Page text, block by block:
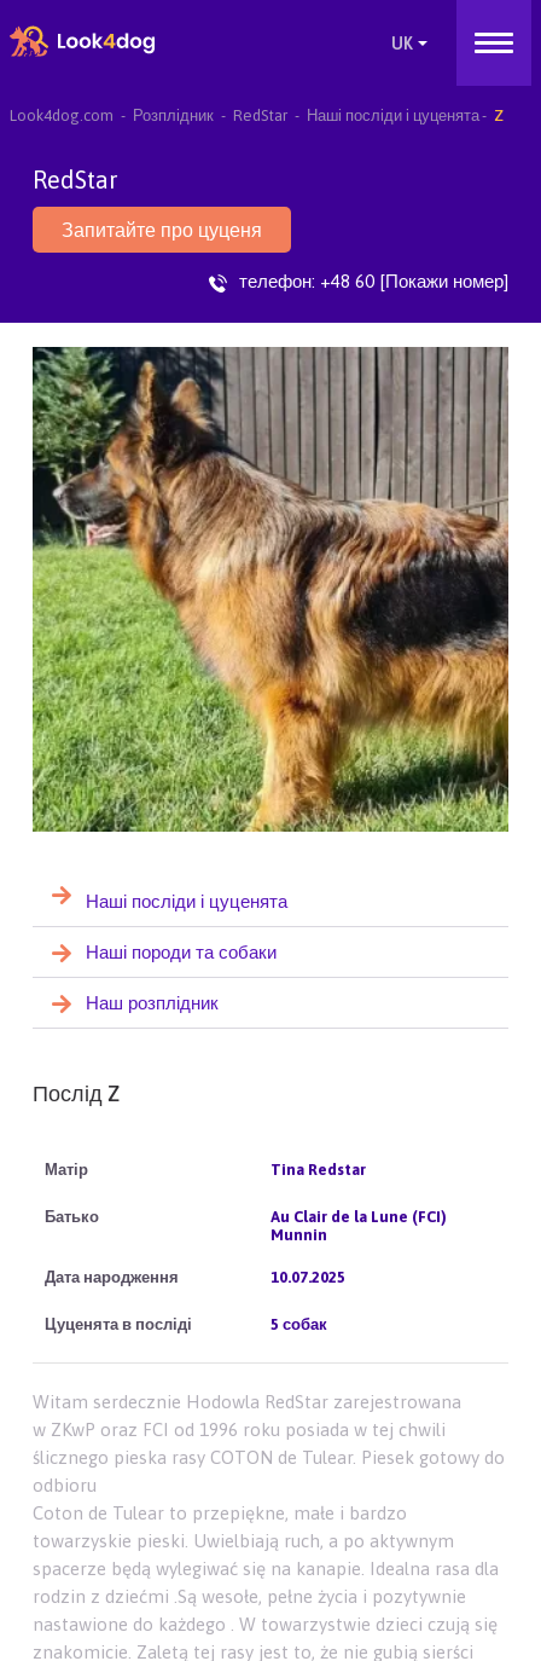
Look4dog.com Розплідник RedStar Наші посліди і цуценята Z
RedStar
Запитайте про цуценя
телефон: +48 60 [Покажи номер]
Наші посліди і цуценята
Наші породи та собаки
Наш розплідник
Послід Z
Tina Redstar
Au Clair de la Lune (FCI)
Munnin
10.07.2025
5 собак
Witam serdecznie Hodowla RedStar zarejestrowana
w ZKwP oraz FCI od 1996 roku posiada w tej chwili
ślicznego pieska rasy COTON de Tulear. Piesek gotowy do
odbioru
Coton de Tulear to przepiękne, małe i bardzo
towarzyskie pieski. Uwielbiają ruch, a po aktywnym
spacerze będą wylegiwać się na kanapie. Idealna rasa dla
rodzin z dziećmi .Są wesołe, pełne życia i pozytywnie
nastawione do każdego . W towarzystwie dzieci czują się
znakomicie. Zaletą tej rasy jest to, że nie gubią sierści